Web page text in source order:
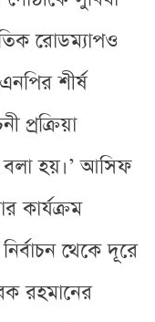
রোডম্যাপও
শীর্ষ
প্রক্রিয়া
বলা হয়।’ আসিফ
কার্যক্রম
থেকে দূরে
রহমানের